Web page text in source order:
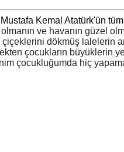
Kemal Atatürk'ün
ve havanın güzel
dökmüş lalelerin
çocukların büyüklerin
çocukluğumda hiç